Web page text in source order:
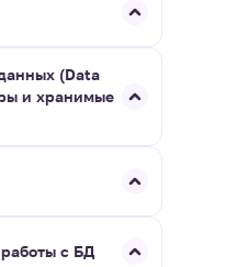
(Data
и хранимые
с БД